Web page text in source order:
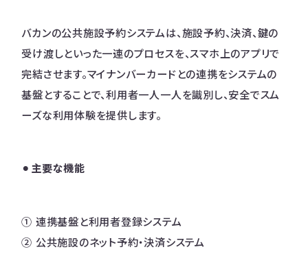
バカンの公共施設予約システムは、施設予約、決済、鍵の
受け渡しといった一連のプロセスを、スマホ上のアプリで
完結させます。マイナンバーカードとの連携をシステムの
基盤とすることで、利用者一人一人を識別し、安全でスム
ーズな利用体験を提供します。
⚫︎ 主要な機能
① 連携基盤と利用者登録システム
② 公共施設のネット予約・決済システム